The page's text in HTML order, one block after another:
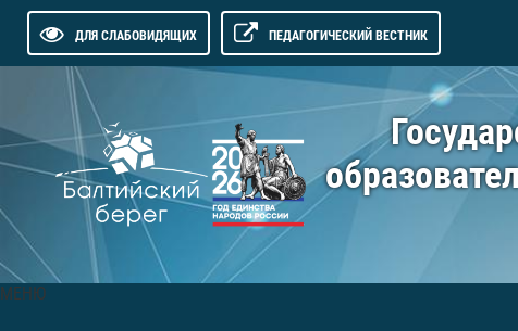
ДЛЯ СЛАБОВИДЯЩИХ ПЕДАГОГИЧЕСКИЙ ВЕСТНИК
МЕНЮ